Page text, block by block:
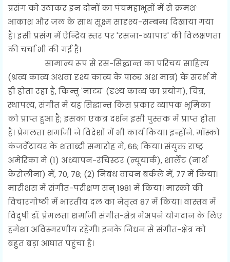
प्रसंग को उठाकर इन दोनों का पंचमहाभूतों में से क्रमशः
आकाश और जल के साथ सूक्ष्म सादृश्य-सम्बन्ध दिखाया गया
है। इसी प्रसंग में ऐन्द्रिय स्तर पर 'रसना-व्यापार' की विलक्षणता
की चर्चा भी की गई है।
सामान्य रूप से रस-सिद्धान्त का परिचय साहित्य
(श्रव्य काव्य अथवा दृश्य काव्य के पाठ्य अंश मात्र) के संदर्भ में
ही होता रहा है, किन्तु 'नाट्य' (दृश्य काव्य का प्रयोग), चित्र,
स्थापत्य, संगीत में यह सिद्धान्त किस प्रकार व्यापक भूमिका
को प्राप्त हुआ है; इसका एकत्र दर्शन इसी पुस्तक में प्राप्त होता
है। प्रेमलता शर्माजी ने विदेशों में भी कार्य किया। इन्होंने. मॉस्को
कंजर्वेटायर के शताब्दी समारोह में, 66; किया। संयुक्त राष्ट्र
अमेरिका में (1) अध्यापन-रंचिस्टर (न्यूयार्क), शार्लेट (नार्थ
केरोलीना) में, 70, 78; (2) निबंध वाचन बर्कले में, 77 में किया।
मारीशस में संगीत-परीक्षण सन् 1981 में किया। मास्को की
विचारगोष्ठी में भारतीय दल का नेतृत्व 87 में किया। वास्तव में
विदुषी डॉ. प्रेमलता शर्माजी संगीत-क्षेत्र मेंअपने योगदान के लिए
हमेशा अविस्मरणीय रहेंगी। इनके निधन से संगीत-क्षेत्र को
बहुत बड़ा आघात पहुंचा है।